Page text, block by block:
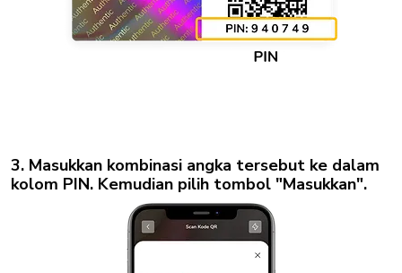
3. Masukkan kombinasi angka tersebut ke dalam
kolom PIN. Kemudian pilih tombol "Masukkan".